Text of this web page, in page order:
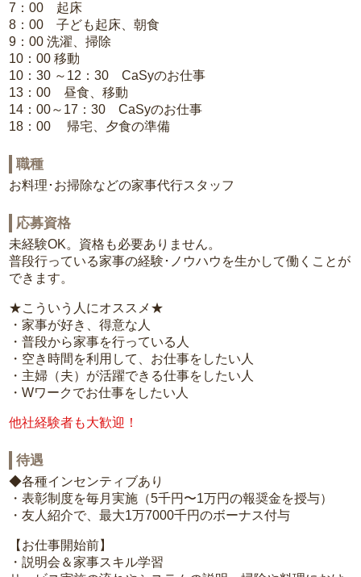
7：00 起床
8：00 子ども起床、朝食
9：00 洗濯、掃除
10：00 移動
10：30 ～12：30 CaSyのお仕事
13：00 昼食、移動
14：00～17：30 CaSyのお仕事
18：00 帰宅、夕食の準備
職種
お料理･お掃除などの家事代行スタッフ
応募資格
未経験OK。資格も必要ありません。
普段行っている家事の経験･ノウハウを生かして働くことが
できます。
★こういう人にオススメ★
・家事が好き、得意な人
・普段から家事を行っている人
・空き時間を利用して、お仕事をしたい人
・主婦（夫）が活躍できる仕事をしたい人
・Wワークでお仕事をしたい人
他社経験者も大歓迎！
待遇
◆各種インセンティブあり
・表彰制度を毎月実施（5千円〜1万円の報奨金を授与）
・友人紹介で、最大1万7000千円のボーナス付与
【お仕事開始前】
・説明会＆家事スキル学習